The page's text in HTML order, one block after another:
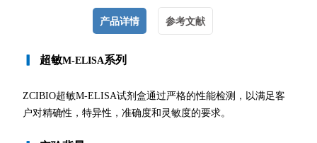
产品详情 参考文献
超敏M-ELISA系列
ZCIBIO超敏M-ELISA试剂盒通过严格的性能检测，以满足客
户对精确性，特异性，准确度和灵敏度的要求。